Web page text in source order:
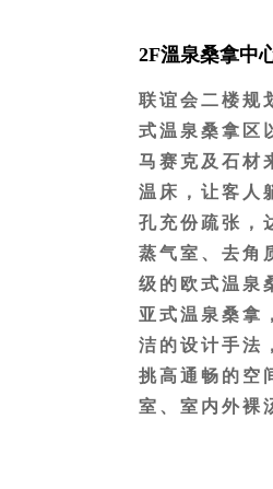
2F溫泉桑拿中
联谊会二楼规
式温泉桑拿区
马赛克及石材
温床，让客人
孔充份疏张，
蒸气室、去角
级的欧式温泉
亚式温泉桑拿
洁的设计手法
挑高通畅的空
室、室内外裸